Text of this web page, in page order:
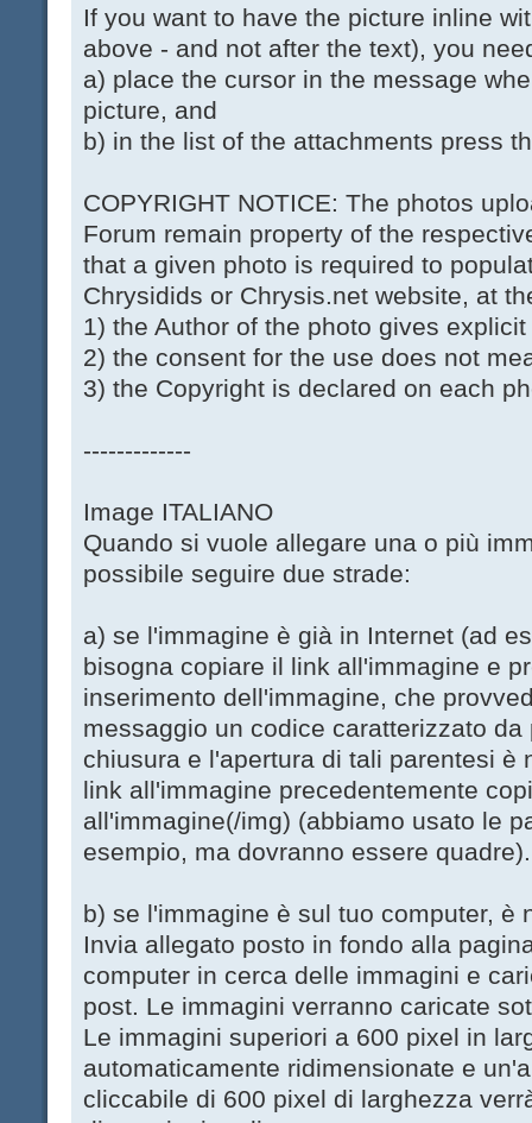
If you want to have the picture inline
above - and not after the text), you
a) place the cursor in the message
picture, and
b) in the list of the attachments press
COPYRIGHT NOTICE: The photos
Forum remain property of the
that a given photo is required to
Chrysidids or Chrysis.net website, at
1) the Author of the photo gives
2) the consent for the use does not
3) the Copyright is declared on each
-------------
Image ITALIANO
Quando si vuole allegare una o più
possibile seguire due strade:
a) se l'immagine è già in Internet (ad
bisogna copiare il link all'immagine e
inserimento dell'immagine, che
messaggio un codice caratterizzato
chiusura e l'apertura di tali parentesi è
link all'immagine precedentemente
all'immagine(/img) (abbiamo usato le
esempio, ma dovranno essere quadre).
b) se l'immagine è sul tuo computer, è
Invia allegato posto in fondo alla
computer in cerca delle immagini e
post. Le immagini verranno caricate
Le immagini superiori a 600 pixel in
automaticamente ridimensionate e
cliccabile di 600 pixel di larghezza